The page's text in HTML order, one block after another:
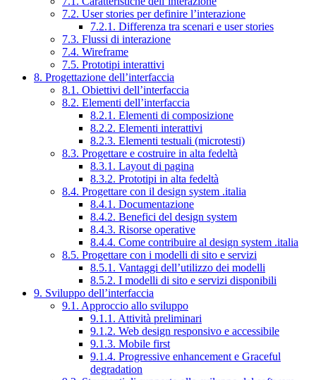
7.2. User stories per definire l’interazione
7.2.1. Differenza tra scenari e user stories
7.3. Flussi di interazione
7.4. Wireframe
7.5. Prototipi interattivi
8. Progettazione dell’interfaccia
8.1. Obiettivi dell’interfaccia
8.2. Elementi dell’interfaccia
8.2.1. Elementi di composizione
8.2.2. Elementi interattivi
8.2.3. Elementi testuali (microtesti)
8.3. Progettare e costruire in alta fedeltà
8.3.1. Layout di pagina
8.3.2. Prototipi in alta fedeltà
8.4. Progettare con il design system .italia
8.4.1. Documentazione
8.4.2. Benefici del design system
8.4.3. Risorse operative
8.4.4. Come contribuire al design system .italia
8.5. Progettare con i modelli di sito e servizi
8.5.1. Vantaggi dell’utilizzo dei modelli
8.5.2. I modelli di sito e servizi disponibili
9. Sviluppo dell’interfaccia
9.1. Approccio allo sviluppo
9.1.1. Attività preliminari
9.1.2. Web design responsivo e accessibile
9.1.3. Mobile first
9.1.4. Progressive enhancement e Graceful
degradation